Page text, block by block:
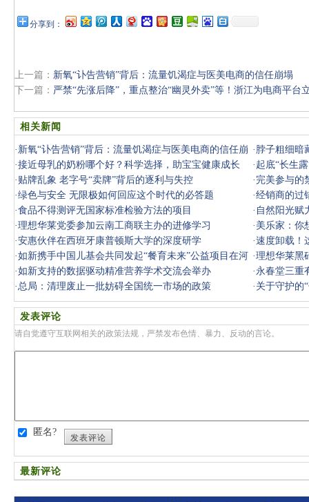
分享到：
上一篇： 新氧“讣告营销”背后：流量饥渴症与医美电商的信任崩塌
下一篇： 严禁“先涨后降”，重点整治“幽灵外卖”等！浙江为电商平台
相关新闻
· 新氧“讣告营销”背后：流量饥渴症与医美电商的信任崩
塌
· 脖子粗细暗
·接近母乳的奶粉哪个好？科学选择，助宝宝健康成长 · 起底“长生
· 贴牌乱象 老字号“卖牌”背后的逐利与失控 · 完美参与的
·绿色与安全 无限极如何回应这个时代的必答题 ·经销商的过
·食品不得测评无国家标准检验方法的项目 · 自然阳光赋
·理想华莱党委参加云南工商联主办的进修学习 · 美乐家：你
·安惠伙伴在西班牙康普顿斯大学的深度研学 ·速度卸载！
中招！
·如新携手中国儿基会共同发起“餐育未来”公益项目在河
北启动
·理想华莱黑
·如新支持的数据驱动精准营养学术交流会举办 · 永春堂三重
·总局：清理废止一批妨碍全国统一市场的政策 · 关于守护的
发表评论
请自觉遵守互联网相关的政策法规，严禁发布色情、暴力、反动的言论。
匿名?
发表评论
最新评论